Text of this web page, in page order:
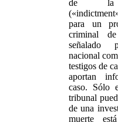
de la
para un
criminal
señalado
nacional
testigos de
aportan
caso. Sólo
tribunal
de una
muerte